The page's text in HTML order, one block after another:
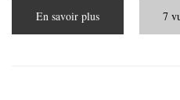
En savoir plus
parcours
7